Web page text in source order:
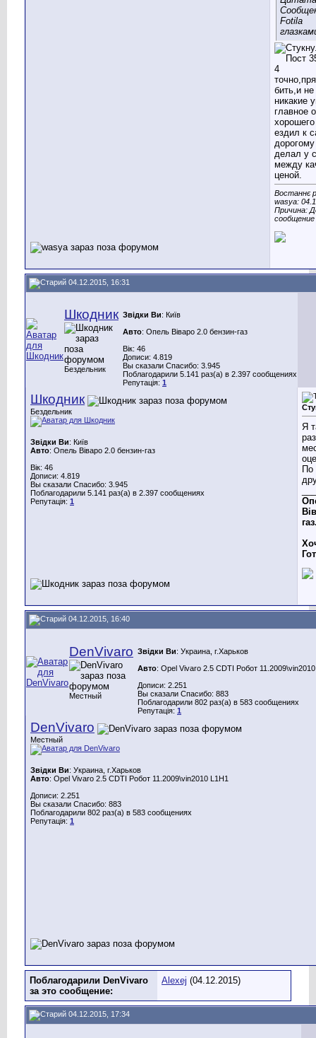
Fotila
бить,и
никакие
главное
хорошего
ездил к
делал у
между
ценой.
Востаннє
wasya:
Причина:
сообщение
04.12.2015, 16:31
Шкодник
Бездельник
Звідки Ви: Київ
Авто: Опель Віваро 2.0 бензин-газ
Вік: 46
Дописи: 4.819
Вы сказали Спасибо: 3.945
Поблагодарили 5.141 раз(а) в 2.397 сообщениях
Репутація: 1
Шкодник
Бездельник
Звідки Ви: Київ
Авто: Опель Віваро 2.0 бензин-газ
Вік: 46
Дописи: 4.819
Вы сказали Спасибо: 3.945
Поблагодарили 5.141 раз(а) в 2.397 сообщениях
Репутація: 1
Я
По
04.12.2015, 16:40
DenVivaro
Местный
Звідки Ви: Украина, г.Харьков
Авто: Opel Vivaro 2.5 CDTI Робот
Дописи: 2.251
Вы сказали Спасибо: 883
Поблагодарили 802 раз(а) в 583 сообщениях
Репутація: 1
DenVivaro
Местный
Звідки Ви: Украина, г.Харьков
Авто: Opel Vivaro 2.5 CDTI Робот 11.2009\vin2010 L1H1
Дописи: 2.251
Вы сказали Спасибо: 883
Поблагодарили 802 раз(а) в 583 сообщениях
Репутація: 1
Поблагодарили DenVivaro
за это сообщение:
Alexej (04.12.2015)
04.12.2015, 17:34